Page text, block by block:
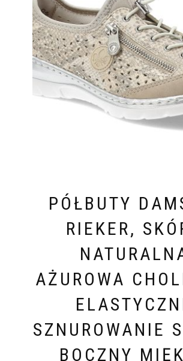
PÓŁBUTY
RIEKER,
AŻUROWA
SZNUROWANIE
BOCZNY